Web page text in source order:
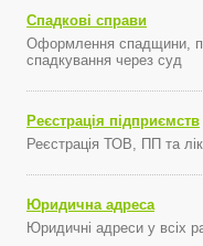
Спадкові справи
Оформлення спадщини,
спадкування через суд
Реєстрація підприємств
Реєстрація ТОВ, ПП та
Юридична адреса
Юридичні адреси у всіх